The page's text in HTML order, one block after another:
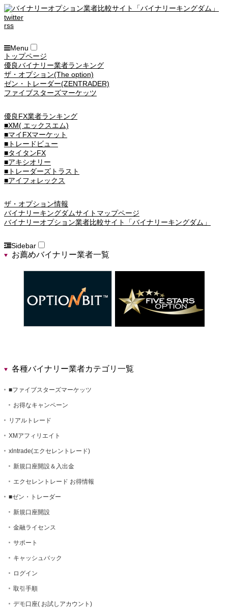
twitter
rss
Menu
トップページ
優良バイナリー業者ランキング
ザ・オプション(The option)
ゼン・トレーダー(ZENTRADER)
ファイブスターズマーケッツ
優良FX業者ランキング
■XM( エックスエム)
■マイFXマーケット
■トレードビュー
■タイタンFX
■アキシオリー
■トレーダーズトラスト
■アイフォレックス
ザ・オプション情報
バイナリーキングダムサイトマップページ
バイナリーオプション業者比較サイト「バイナリーキングダム」
Sidebar
お薦めバイナリー業者一覧
各種バイナリー業者カテゴリ一覧
■ファイブスターズマーケッツ
お得なキャンペーン
リアルトレード
XMアフィリエイト
xlntrade(エクセレントレード)
新規口座開設＆入出金
エクセレントレード お得情報
■ゼン・トレーダー
新規口座開設
金融ライセンス
サポート
キャッシュバック
ログイン
取引手順
デモ口座( お試しアカウント)